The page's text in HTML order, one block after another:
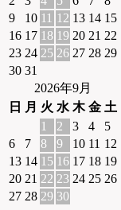
9
10 11 12 13 14 15
16 17 18 19 20 21 22
23 24 25 26 27 28 29
30 31
2026年9月
日
月 火 水 木 金 土
1
2 3 4
5
6
7 8 9 10 11 12
13 14 15 16 17 18 19
20 21 22 23 24 25 26
27 28 29 30